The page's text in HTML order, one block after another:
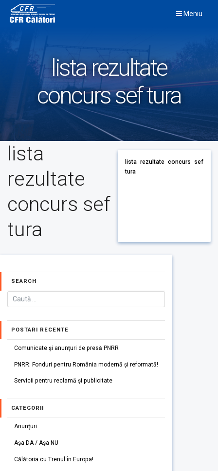
content
Meniu
lista rezultate
concurs sef tura
lista
rezultate
concurs sef
tura
lista rezultate concurs sef
tura
SEARCH
POSTARI RECENTE
Comunicate și anunțuri de presă PNRR
PNRR: Fonduri pentru România modernă și reformată!
Servicii pentru reclamă și publicitate
CATEGORII
Anunțuri
Așa DA / Așa NU
Călătoria cu Trenul în Europa!